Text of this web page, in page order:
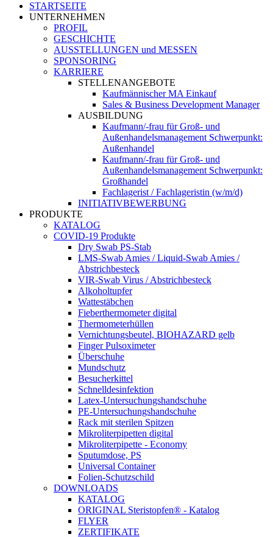
STARTSEITE
UNTERNEHMEN
PROFIL
GESCHICHTE
AUSSTELLUNGEN und MESSEN
SPONSORING
KARRIERE
STELLENANGEBOTE
Kaufmännischer MA Einkauf
Sales & Business Development Manager
AUSBILDUNG
Kaufmann/-frau für Groß- und
Außenhandelsmanagement Schwerpunkt:
Außenhandel
Kaufmann/-frau für Groß- und
Außenhandelsmanagement Schwerpunkt:
Großhandel
Fachlagerist / Fachlageristin (w/m/d)
INITIATIVBEWERBUNG
PRODUKTE
KATALOG
COVID-19 Produkte
Dry Swab PS-Stab
LMS-Swab Amies / Liquid-Swab Amies /
Abstrichbesteck
VIR-Swab Virus / Abstrichbesteck
Alkoholtupfer
Wattestäbchen
Fieberthermometer digital
Thermometerhüllen
Vernichtungsbeutel, BIOHAZARD gelb
Finger Pulsoximeter
Überschuhe
Mundschutz
Besucherkittel
Schnelldesinfektion
Latex-Untersuchungshandschuhe
PE-Untersuchungshandschuhe
Rack mit sterilen Spitzen
Mikroliterpipetten digital
Mikroliterpipette - Economy
Sputumdose, PS
Universal Container
Folien-Schutzschild
DOWNLOADS
KATALOG
ORIGINAL Steristopfen® - Katalog
FLYER
ZERTIFIKATE